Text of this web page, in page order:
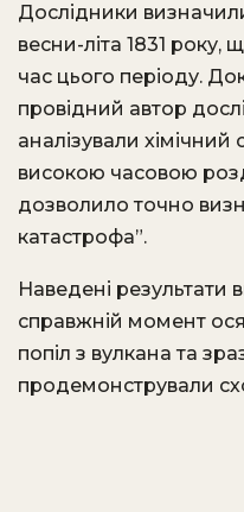
Дослідники
весни-літа 1831 року,
час цього періоду.
провідний автор
аналізували
високою часовою
дозволило точно
катастрофа”.
Наведені результати
справжній момент
попіл з вулкана та
продемонстрували